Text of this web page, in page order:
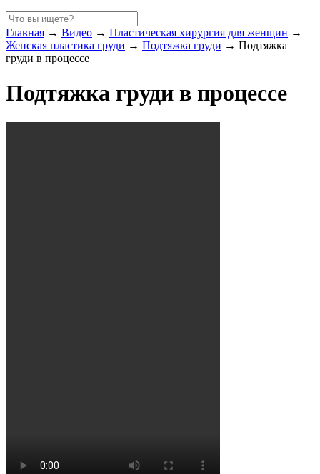
Главная → Видео → Пластическая хирургия для женщин →
Женская пластика груди → Подтяжка груди → Подтяжка
груди в процессе
Подтяжка груди в процессе